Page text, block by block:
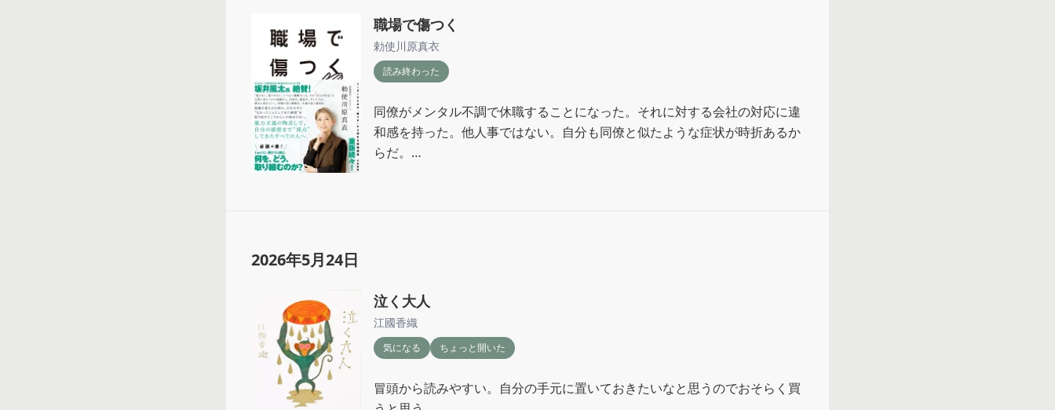
職場で傷つく
勅使川原真衣
読み終わった
同僚がメンタル不調で休職することになった。それに対する会社の対応に違
和感を持った。他人事ではない。自分も同僚と似たような症状が時折あるか
らだ。
響を与えられる立場にないのが悔しい。それでもできる限りの傷つきを見逃
さない自分でありたい。
ただ、上層部も人間だ。たくさんの傷の上に今がある。自分たちの傷ばかり
叫んだところで響かないだろう。どうアプローチしようか。
で、出会えてよかったと思える1冊。
2026年5月24日
泣く大人
江國香織
気になる ちょっと開いた
冒頭から読みやすい。自分の手元に置いておきたいなと思うのでおそらく買